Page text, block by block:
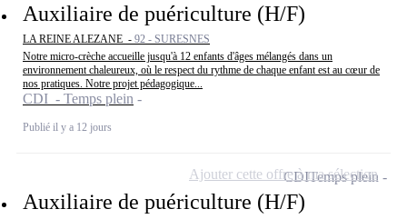
Auxiliaire de puériculture (H/F)
LA REINE ALEZANE - 92 - SURESNES
Notre micro-crèche accueille jusqu'à 12 enfants d'âges mélangés dans un
environnement chaleureux, où le respect du rythme de chaque enfant est au cœur de
nos pratiques. Notre projet pédagogique...
CDI - Temps plein
Publié il y a 12 jours
Auxiliaire de puériculture (H/F)
CDITemps plein
Ajouter cette offre à ma sélection